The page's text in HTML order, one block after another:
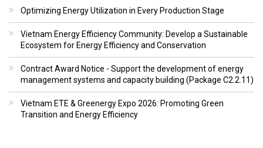
Optimizing Energy Utilization in Every Production Stage
Vietnam Energy Efficiency Community: Develop a Sustainable
Ecosystem for Energy Efficiency and Conservation
Contract Award Notice - Support the development of energy
management systems and capacity building (Package C2.2.11)
Vietnam ETE & Greenergy Expo 2026: Promoting Green
Transition and Energy Efficiency